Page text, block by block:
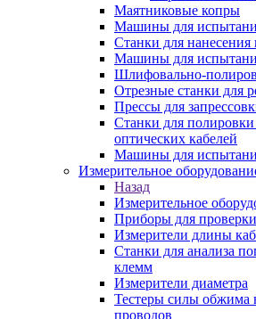
Маятниковые копры
Машины для
Станки для нанесения
Машины для
Шлифовально-
Отрезные станки для
Прессы для
Станки для
оптических кабелей
Машины для
Измерительное
Назад
Измерительное
Приборы для
Измерители длины
Станки для анализа
клемм
Измерители диаметра
Тестеры силы обжима
проводов